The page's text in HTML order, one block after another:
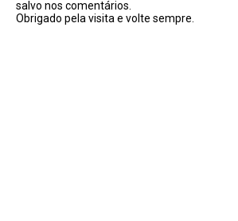
salvo nos comentários.
Obrigado pela visita e volte sempre.